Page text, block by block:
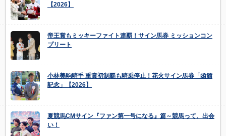
【2026】
帝王賞もミッキーファイト連覇！サイン馬券 ミッションコン
プリート
小林美駒騎手 重賞初制覇も騎乗停止！花火サイン馬券「函館
記念」【2026】
夏競馬CMサイン『ファン第一号になる』篇～競馬って、出会
い！